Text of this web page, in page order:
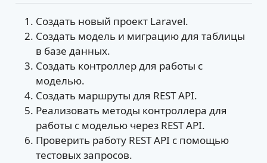
Создать новый проект Laravel.
Создать модель и миграцию для таблицы
в базе данных.
Создать контроллер для работы с
моделью.
Создать маршруты для REST API.
Реализовать методы контроллера для
работы с моделью через REST API.
Проверить работу REST API с помощью
тестовых запросов.